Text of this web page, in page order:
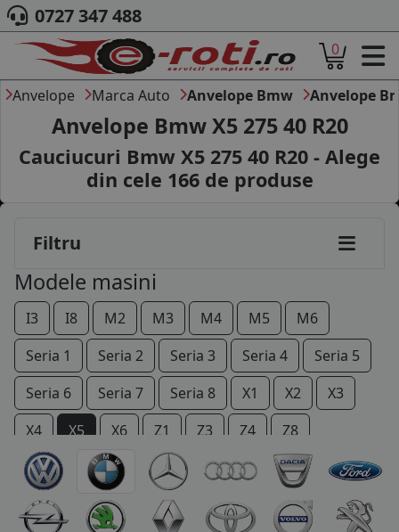
ACASA
DESPRE NOI
ANVELOPE
AUTO
CAMION
MOTO
MARCA AUTO
BLOG
B2B - COLABORARE COMPANII
CONT
CONTACT
COS (
0 PRODUSE
0727 347 488
0
Anvelope Marca Auto Anvelope Bmw Anvelope
Anvelope Bmw X5 275 40 R20
Cauciucuri Bmw X5 275 40 R20 - Alege
din cele 166de produse
Filtru
Modele masini
I3 I8 M2 M3 M4 M5
M6
Seria 1
Seria 2 Seria 3 Seria 4
Seria 5
Seria 6
Seria 7 Seria 8 X1 X2
X3
X4
X5 X6 Z1 Z3 Z4 Z8